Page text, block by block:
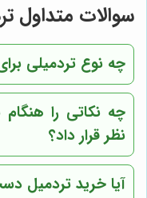
سوالات متداول
چه نوع تردمیلی
چه نکاتی را هنگام
نظر قرار داد؟
آیا خرید تردمیل